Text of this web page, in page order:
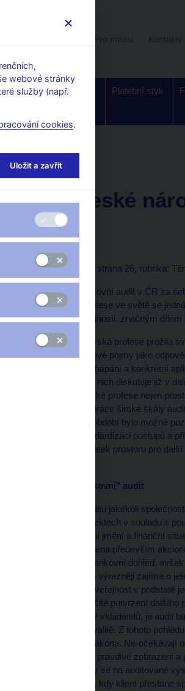
a
Bankovky a
Platební styk
rozhovory
České
auditorů
Jana Báčová, ČNB
(Bankovnictví 22.2.2001 strana 26, rubrika:
Z pohledu ČNB má bankovní audit v ČR za
kontextu historie této profese ve světě se
povědomí veřejnosti, značným
V tomto období si auditorská profese prožila
začaly se skloňovat takové pojmy jako
pojmy - zejména jejich chápání a konkrétní
současnosti, i když se o nich diskutuje již v
pozorovat vývoj auditorské profese nejen
seznámila i s výsledky práce široké škály
dlužníků bank. V tomto období bylo možné
bankovního auditu i standardizaci postupů a
této oblasti lze najít dostatek prostoru pro
"Firemní" versus "bankovní" audit
Základní princip a cíl auditu jakékoli
všech významných aspektech v souladu s
majetek, závazky, vlastní jmění a finanční
Auditorská zpráva je určena především
případě bank zejména bankovní dohled,
pozice klientů bank stále výrazněji zajímá o
výrokem auditora je pro veřejnost v podstatě
proto je vnímána jako určité potvrzení
se svěřenými prostředky vkladatelů, je audit
mělo odrážet i na jeho kvalitě. Z tohoto
nutností vyplývající ze zákona. Ne-očekávají
hlavně jeho cena. I když pravdivé zobrazení
nesmírně důležité, banky se na auditované
většinou zjistí až v době, kdy klient přestane
webové stránky
služby (např.
cookies.
Uložit a zavřít